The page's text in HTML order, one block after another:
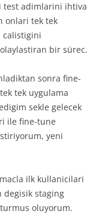
test adimlarini ihtiva
onlari tek tek
calistigini
bir sürec.
sonra fine-
tek uygulama
sekle gelecek
ile fine-tune
yeni
ilk kullanicilari
staging
oluyorum.